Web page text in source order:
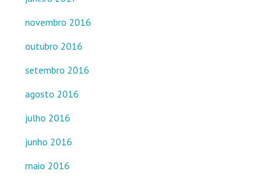
novembro 2016
outubro 2016
setembro 2016
agosto 2016
julho 2016
junho 2016
maio 2016